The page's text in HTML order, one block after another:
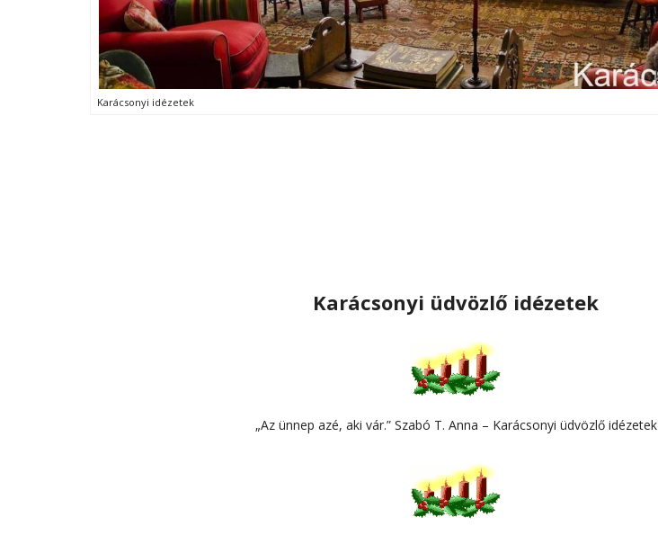
Karácsonyi idézetek
Karácsonyi üdvözlő idézetek
„Az ünnep azé, aki vár.” Szabó T. Anna – Karácsonyi üdvözlő idézetek